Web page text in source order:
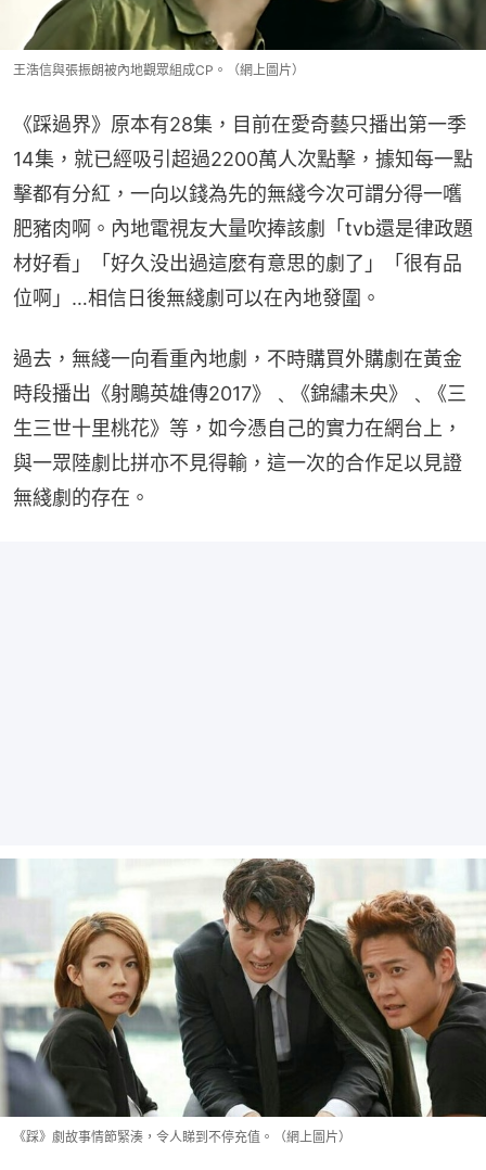
王浩信與張振朗被內地觀眾組成CP。（網上圖片）
《踩過界》原本有28集，目前在愛奇藝只播出第一季
14集，就已經吸引超過2200萬人次點擊，據知每一點
擊都有分紅，一向以錢為先的無綫今次可謂分得一嚿
肥豬肉啊。內地電視友大量吹捧該劇「tvb還是律政題
材好看」「好久没出過這麼有意思的劇了」「很有品
位啊」…相信日後無綫劇可以在內地發圍。
過去，無綫一向看重內地劇，不時購買外購劇在黃金
時段播出《射鵰英雄傳2017》﹑《錦繡未央》﹑《三
生三世十里桃花》等，如今憑自己的實力在網台上，
與一眾陸劇比拼亦不見得輸，這一次的合作足以見證
無綫劇的存在。
《踩》劇故事情節緊湊，令人睇到不停充值。（網上圖片）